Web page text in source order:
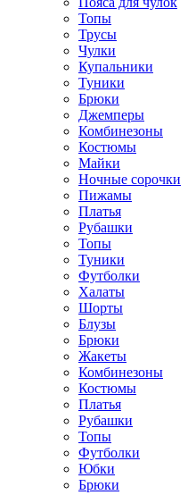
Топы
Трусы
Чулки
Купальники
Туники
Брюки
Джемперы
Комбинезоны
Костюмы
Майки
Ночные сорочки
Пижамы
Платья
Рубашки
Топы
Туники
Футболки
Халаты
Шорты
Блузы
Брюки
Жакеты
Комбинезоны
Костюмы
Платья
Рубашки
Топы
Футболки
Юбки
Брюки